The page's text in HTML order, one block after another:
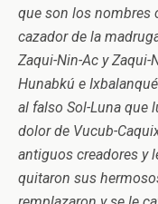
que son los nombres
cazador de la
Zaqui-Nin-Ac y Zaqui-
Hunabkú e
al falso Sol-Luna que
dolor de Vucub-
antiguos creadores y
quitaron sus